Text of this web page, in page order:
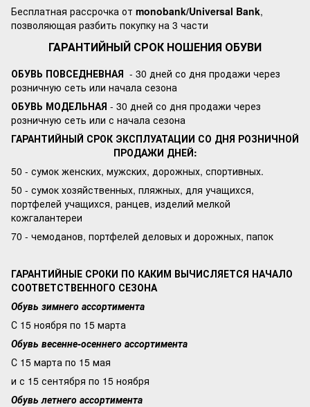
Бесплатная рассрочка от monobank/Universal Bank,
позволяющая разбить покупку на 3 части
ГАРАНТИЙНЫЙ СРОК НОШЕНИЯ ОБУВИ
ОБУВЬ ПОВСЕДНЕВНАЯ - 30 дней со дня продажи через
розничную сеть или начала сезона
ОБУВЬ МОДЕЛЬНАЯ - 30 дней со дня продажи через
розничную сеть или с начала сезона
ГАРАНТИЙНЫЙ СРОК ЭКСПЛУАТАЦИИ СО ДНЯ РОЗНИЧНОЙ
ПРОДАЖИ ДНЕЙ:
50 - сумок женских, мужских, дорожных, спортивных.
50 - сумок хозяйственных, пляжных, для учащихся,
портфелей учащихся, ранцев, изделий мелкой
кожгалантереи
70 - чемоданов, портфелей деловых и дорожных, папок
ГАРАНТИЙНЫЕ СРОКИ ПО КАКИМ ВЫЧИСЛЯЕТСЯ НАЧАЛО
СООТВЕТСТВЕННОГО СЕЗОНА
Обувь зимнего ассортимента
С 15 ноября по 15 марта
Обувь весенне-осеннего ассортимента
С 15 марта по 15 мая
и с 15 сентября по 15 ноября
Обувь летнего ассортимента